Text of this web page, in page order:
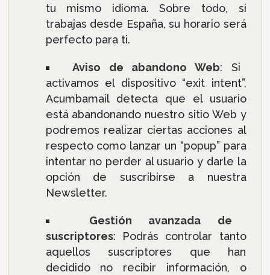
tu mismo idioma. Sobre todo, si
trabajas desde España, su horario será
perfecto para ti.
Aviso de abandono Web: Si
activamos el dispositivo “exit intent”,
Acumbamail detecta que el usuario
está abandonando nuestro sitio Web y
podremos realizar ciertas acciones al
respecto como lanzar un “popup” para
intentar no perder al usuario y darle la
opción de suscribirse a nuestra
Newsletter.
Gestión avanzada de
suscriptores: Podrás controlar tanto
aquellos suscriptores que han
decidido no recibir información, o